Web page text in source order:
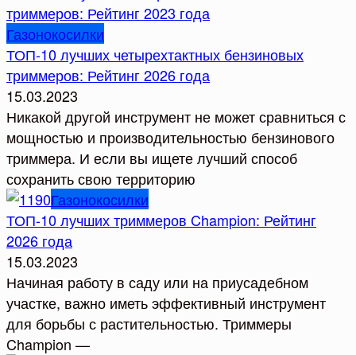
Газонокосилки
ТОП-10 лучших четырехтактных бензиновых
триммеров: Рейтинг 2026 года
15.03.2023
Никакой другой инструмент не может сравниться с
мощностью и производительностью бензинового
триммера. И если вы ищете лучший способ
сохранить свою территорию
Газонокосилки
ТОП-10 лучших триммеров Champion: Рейтинг
2026 года
15.03.2023
Начиная работу в саду или на приусадебном
участке, важно иметь эффективный инструмент
для борьбы с растительностью. Триммеры
Champion —